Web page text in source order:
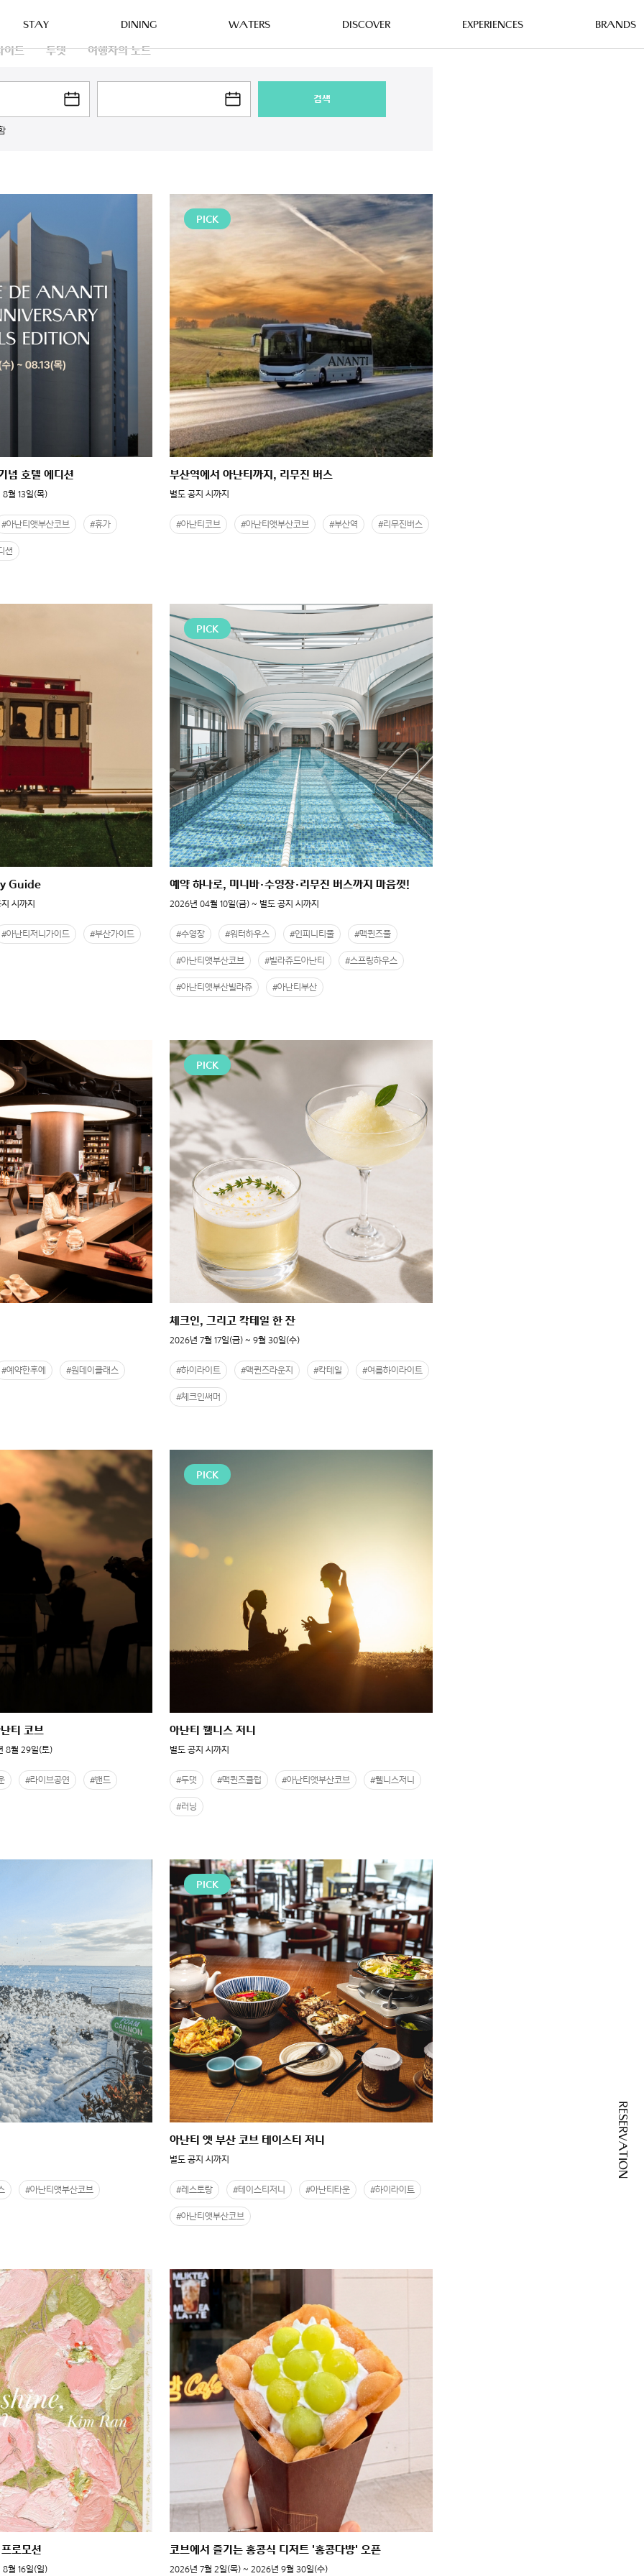
STAY DINING WATERS DISCOVER EXPERIENCES BRANDS
이트 두댓 여행자의 노트
검색
념 호텔 에디션
월 13일(목)
#아난티앳부산코브 #휴가
션
PICK
부산역에서 아난티까지, 리무진 버스
별도 공지 시까지
#아난티코브 #아난티앳부산코브 #부산역 #리무진버스
Guide
시까지
#아난티저니가이드 #부산가이드
PICK
예약 하나로, 미니바·수영장·리무진 버스까지 마음껏!
2026년 04월 10일(금) ~ 별도 공지 시까지
#수영장 #워터하우스 #인피니티풀 #맥퀸즈풀
#아난티앳부산코브 #빌라쥬드아난티 #스프링하우스
#아난티앳부산빌라쥬 #아난티부산
#예약한후에 #원데이클래스
PICK
체크인, 그리고 칵테일 한 잔
2026년 7월 17일(금) ~ 9월 30일(수)
#하이라이트 #맥퀸즈라운지 #칵테일 #여름하이라이트
#체크인써머
티 코브
8월 29일(토)
#라이브공연 #밴드
PICK
아난티 웰니스 저니
별도 공지 시까지
#두댓 #맥퀸즈클럽 #아난티앳부산코브 #웰니스저니
#러닝
#아난티앳부산코브
PICK
아난티 앳 부산 코브 테이스티 저니
별도 공지 시까지
#레스토랑 #테이스티저니 #아난티타운 #하이라이트
#아난티앳부산코브
로모션
월 16일(일)
코브에서 즐기는 홍콩식 디저트 '홍콩다방' 오픈
2026년 7월 2일(목) ~ 2026년 9월 30일(수)
RESERVATION